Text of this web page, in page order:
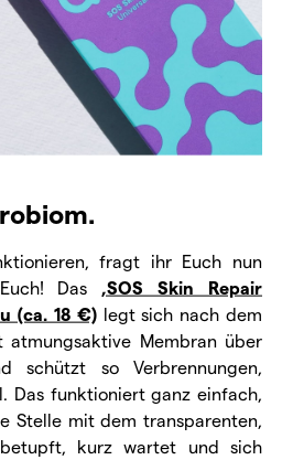
fragt ihr Euch nun
Das ‚SOS Skin Repair
(ca. 18 €)legt sich nach dem
Membran über
schützt so Verbrennungen,
Das funktioniert ganz einfach,
Stelle mit dem transparenten,
kurz wartet und sich